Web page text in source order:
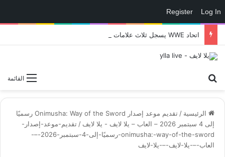
Log In
Register
القائمة
الرئيسية /
تقديم موعد إصدار Onimusha: Way of the Sword رسميًا
إلى 4 سبتمبر 2026 – العاب – يلا لايف - يلا لايف
/ تقديم-موعد-إصدار-
onimusha:-way-of-the-sword-رسميًا-إلى-4-سبتمبر-2026-–-
العاب-–-يلا-لايف-–-يلا-لايف